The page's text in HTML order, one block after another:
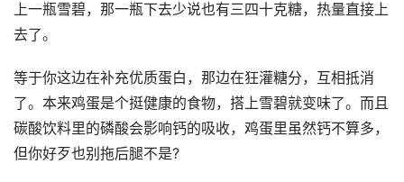
上一瓶雪碧，那一瓶下去少说也有三四十克糖，热量直接上
去了。
等于你这边在补充优质蛋白，那边在狂灌糖分，互相抵消
了。本来鸡蛋是个挺健康的食物，搭上雪碧就变味了。而且
碳酸饮料里的磷酸会影响钙的吸收，鸡蛋里虽然钙不算多，
但你好歹也别拖后腿不是?